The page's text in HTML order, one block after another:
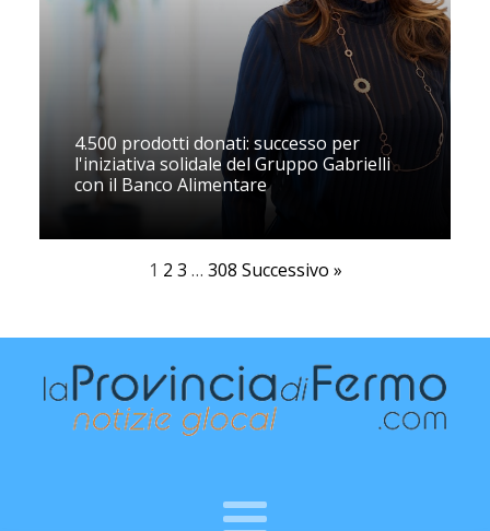
4.500 prodotti donati: successo per
l'iniziativa solidale del Gruppo Gabrielli
con il Banco Alimentare
1 2 3 … 308 Successivo »